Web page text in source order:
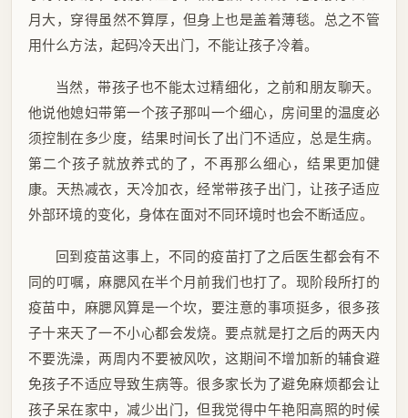
月大，穿得虽然不算厚，但身上也是盖着薄毯。总之不管
用什么方法，起码冷天出门，不能让孩子冷着。
当然，带孩子也不能太过精细化，之前和朋友聊天。
他说他媳妇带第一个孩子那叫一个细心，房间里的温度必
须控制在多少度，结果时间长了出门不适应，总是生病。
第二个孩子就放养式的了，不再那么细心，结果更加健
康。天热减衣，天冷加衣，经常带孩子出门，让孩子适应
外部环境的变化，身体在面对不同环境时也会不断适应。
回到疫苗这事上，不同的疫苗打了之后医生都会有不
同的叮嘱，麻腮风在半个月前我们也打了。现阶段所打的
疫苗中，麻腮风算是一个坎，要注意的事项挺多，很多孩
子十来天了一不小心都会发烧。要点就是打之后的两天内
不要洗澡，两周内不要被风吹，这期间不增加新的辅食避
免孩子不适应导致生病等。很多家长为了避免麻烦都会让
孩子呆在家中，减少出门，但我觉得中午艳阳高照的时候